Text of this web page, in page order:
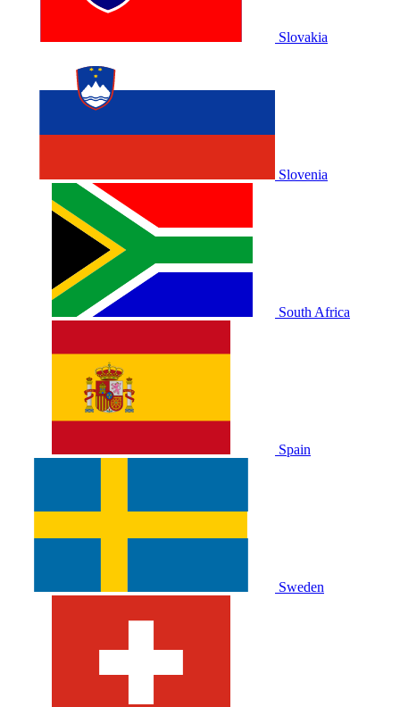
Slovakia
Slovenia
South Africa
Spain
Sweden